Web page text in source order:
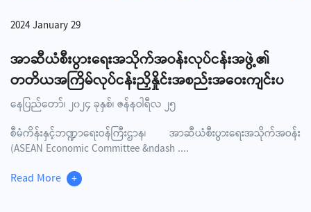
2024 January 29
အာဆီယံစီးပွားရေးအသိုက်အဝန်းလုပ်ငန်းအဖွဲ့၏
တတိယအကြိမ်လုပ်ငန်းညှိနှိုင်းအစည်းအဝေးကျင်းပ
နေပြည်တော်၊ ၂၀၂၄ ခုနှစ်၊ ဇန်နဝါရီလ ၂၅
စီမံကိန်းနှင့်ဘဏ္ဍာရေးဝန်ကြီးဌာန၊ အာဆီယံစီးပွားရေးအသိုက်အဝန်း
(ASEAN Economic Committee &ndash ....
Read More +